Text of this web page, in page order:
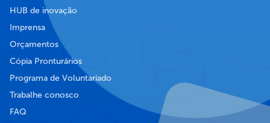
HUB de inovação
Imprensa
Orçamentos
Cópia Pronturários
Programa de Voluntariado
Trabalhe conosco
FAQ